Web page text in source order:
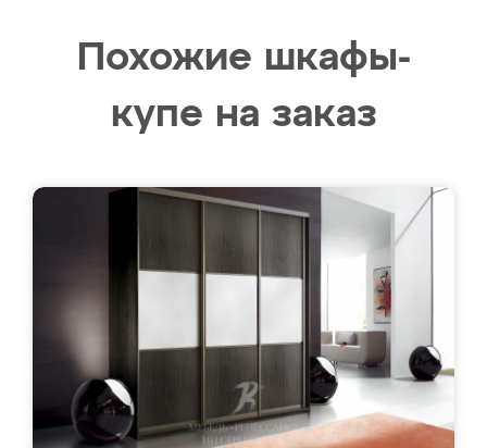
Похожие шкафы-
купе на заказ